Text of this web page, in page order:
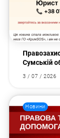
Сумській
3 / 07 / 2026
Новини